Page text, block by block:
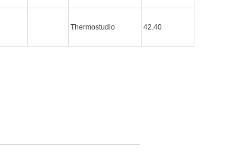
Thermostudio 42.40